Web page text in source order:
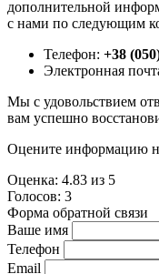
дополнительной
с нами по следующим
Телефон: +38
Электронная
Мы с удовольствием
вам успешно
Оцените информацию
Оценка: 4.83 из 5
Голосов: 3
Форма обратной связи
Ваше имя
Телефон
Email